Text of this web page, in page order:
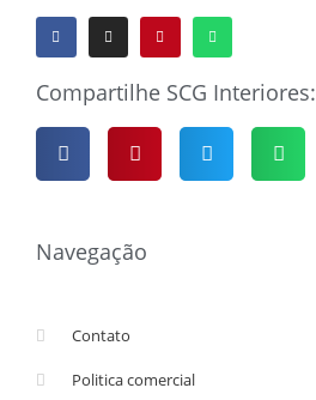
Compartilhe SCG Interiores:
Navegação
Contato
Politica comercial